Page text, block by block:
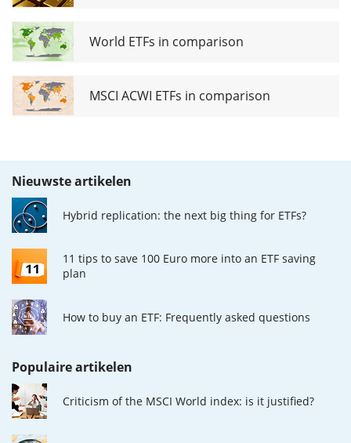
World ETFs in comparison
MSCI ACWI ETFs in comparison
Nieuwste artikelen
Hybrid replication: the next big thing for ETFs?
11 tips to save 100 Euro more into an ETF saving
plan
How to buy an ETF: Frequently asked questions
Populaire artikelen
Criticism of the MSCI World index: is it justified?